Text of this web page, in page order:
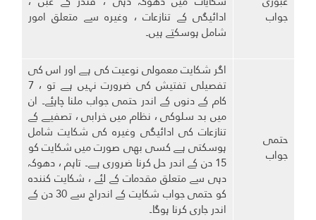
جواب ادائیگی کے تنازعات ، وغیرہ سے متعلق امور
شامل ہوسکتے ہیں۔
حتمی
جواب
اگر شکایت معمولی نوعیت کی ہے اور اس کی
تفصیلی تفتیش کی ضرورت نہیں ہے تو ، 7
کام کے دنوں کے اندر حتمی جواب ملنا چاہئے۔ ان
میں بد سلوکی ، نظام میں خرابی ، تصفیے کے
تنازعات کی ادائیگی وغیرہ کی شکایت شامل
ہوسکتی ہے کسی بھی صورت میں شکایت کو
15 دن کے اندر حل کرنا ضروری ہے۔ تاہم ، دھوکہ
دہی سے متعلق مقدمات کے لئے ، شکایت کنندہ
کو حتمی جواب شکایت کے اندراج سے 30 دن کے
اندر جاری کرنا ہوگا۔